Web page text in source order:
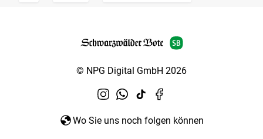
© NPG Digital GmbH 2026
Wo Sie uns noch folgen können